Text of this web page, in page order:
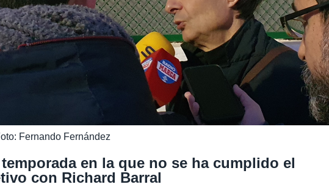
Fernando Fernández
temporada en la que no se ha cumplido el
con Richard Barral